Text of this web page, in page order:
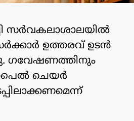
സർവകലാശാലയിൽ
ഉത്തരവ് ഉടൻ
ഗവേഷണത്തിനും
പൈൽ ചെയർ